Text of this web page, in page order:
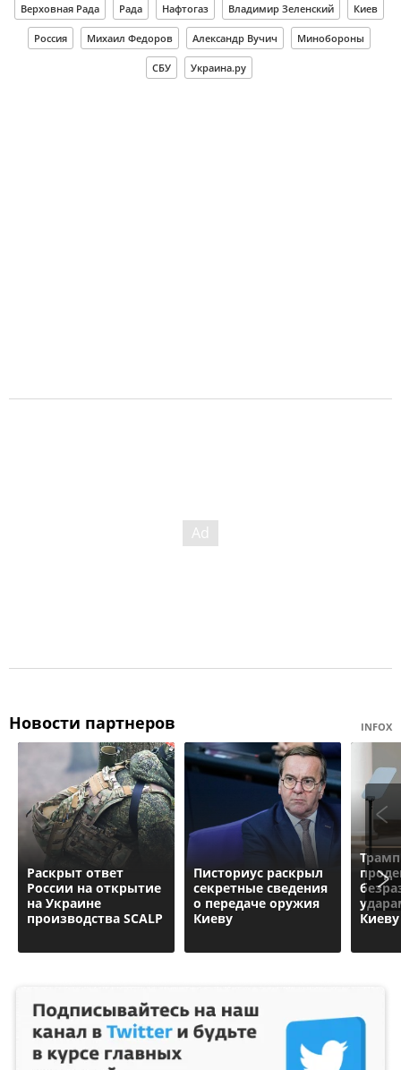
Верховная Рада Рада Нафтогаз Владимир Зеленский Киев
Россия Михаил Федоров Александр Вучич Минобороны
СБУ Украина.ру
Новости партнеров INFOX
Раскрыт ответ
России на открытие
на Украине
производства SCALP
Писториус раскрыл
секретные сведения
о передаче оружия
Киеву
Трамп
Киеву